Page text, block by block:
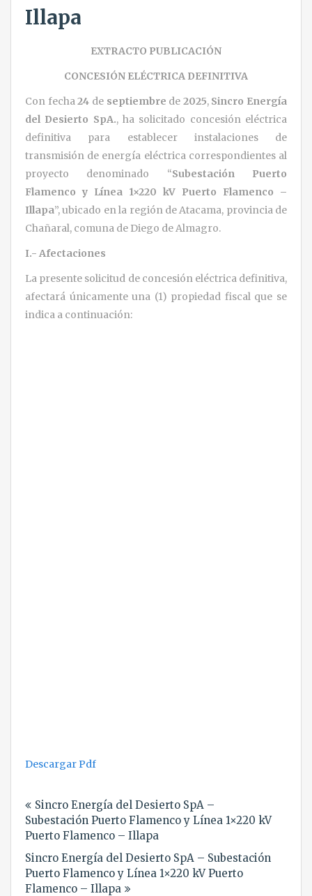
Illapa
EXTRACTO PUBLICACIÓN
CONCESIÓN ELÉCTRICA DEFINITIVA
Con fecha24 deseptiembre de 2025, Sincro Energía
del Desierto SpA., ha solicitado concesión eléctrica
definitiva para establecer instalaciones de
transmisión de energía eléctrica correspondientes al
proyecto denominado “Subestación Puerto
Flamenco y Línea 1×220 kV Puerto Flamenco –
Illapa”, ubicado en la región de Atacama, provincia de
Chañaral, comuna de Diego de Almagro.
I.- Afectaciones
La presente solicitud de concesión eléctrica definitiva,
afectará únicamente una (1) propiedad fiscal que se
indica a continuación:
Descargar Pdf
de
entradas
Sincro Energía del Desierto SpA –
Subestación Puerto Flamenco y Línea 1×220 kV
Puerto Flamenco – Illapa
Sincro Energía del Desierto SpA – Subestación
Puerto Flamenco y Línea 1×220 kV Puerto
Flamenco – Illapa